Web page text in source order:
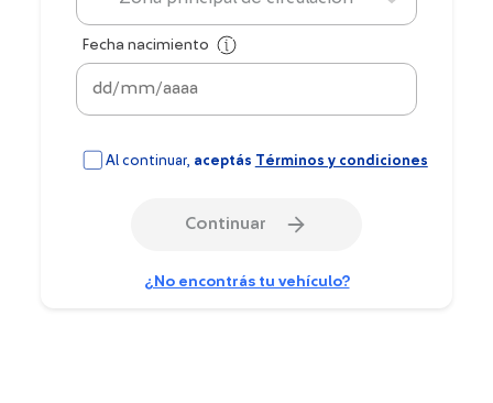
Fecha nacimiento
Al continuar, aceptás Términos y condiciones
Continuar
¿No encontrás tu vehículo?